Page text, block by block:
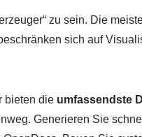
zu sein. Die
sich auf
bieten die umfassendste
Generieren Sie